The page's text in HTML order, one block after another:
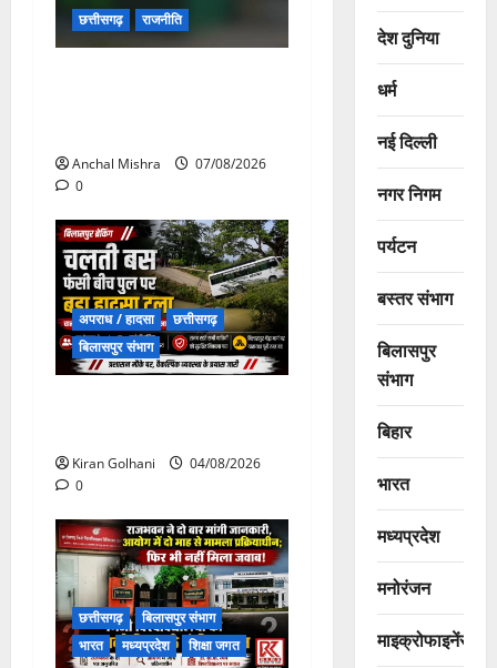
छत्तीसगढ़ राजनीति
Anchal Mishra
07/08/2026
0
अपराध / हादसा
छत्तीसगढ़
बिलासपुर संभाग
Kiran Golhani
04/08/2026
0
छत्तीसगढ़
बिलासपुर संभाग
भारत
मध्यप्रदेश शिक्षा जगत
देश दुनिया
धर्म
नई दिल्ली
नगर निगम
पर्यटन
बस्तर संभाग
बिलासपुर
संभाग
बिहार
भारत
मध्यप्रदेश
मनोरंजन
माइक्रोफाइनेंस